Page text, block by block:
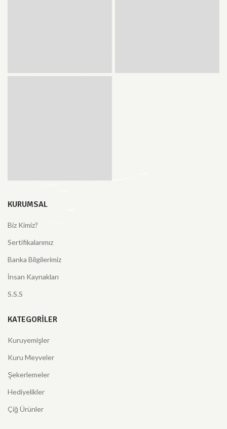
KURUMSAL
Biz Kimiz?
Sertifikalarımız
Banka Bilgilerimiz
İnsan Kaynakları
S.S.S
KATEGORILER
Kuruyemişler
Kuru Meyveler
Şekerlemeler
Hediyelikler
Çiğ Ürünler